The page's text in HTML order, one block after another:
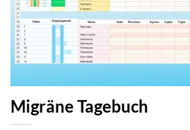
Migräne Tagebuch